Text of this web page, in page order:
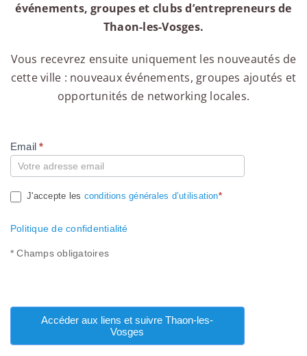
événements, groupes et clubs d’entrepreneurs de
Thaon-les-Vosges.
Vous recevrez ensuite uniquement les nouveautés de
cette ville : nouveaux événements, groupes ajoutés et
opportunités de networking locales.
Compte
Email*
J'accepte les conditions générales d’utilisation*
Politique de confidentialité
* Champs obligatoires
Accéder aux liens et suivre Thaon-les-
Vosges